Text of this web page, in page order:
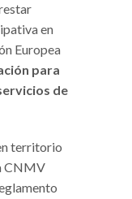
en
Europea
para
de
territorio
CNMV